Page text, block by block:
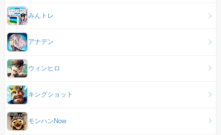
みんトレ
アナデン
ウィンヒロ
キングショット
モンハンNow